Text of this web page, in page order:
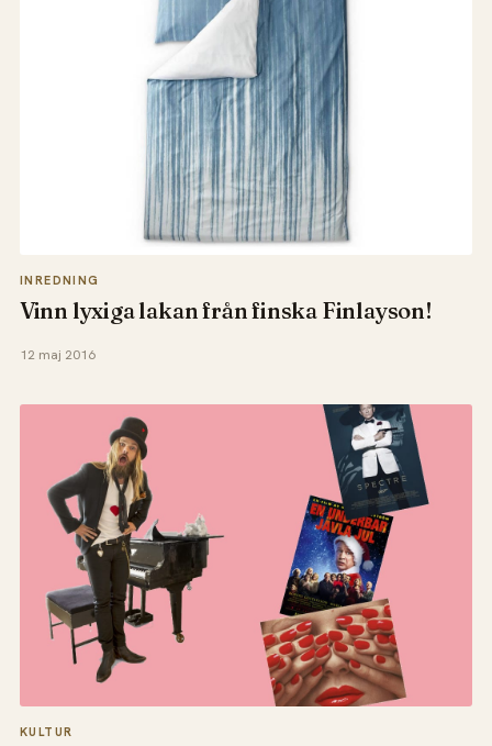
INREDNING
Vinn lyxiga lakan från finska Finlayson!
12 maj 2016
KULTUR